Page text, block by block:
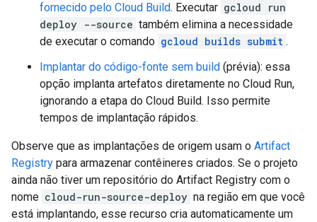
fornecido pelo Cloud Build. Executar gcloud run
deploy --source também elimina a necessidade
de executar o comando gcloud builds submit .
Implantar do código-fonte sem build (prévia): essa
opção implanta artefatos diretamente no Cloud Run,
ignorando a etapa do Cloud Build. Isso permite
tempos de implantação rápidos.
Observe que as implantações de origem usam o Artifact
Registry para armazenar contêineres criados. Se o projeto
ainda não tiver um repositório do Artifact Registry com o
nome cloud-run-source-deploy na região em que você
está implantando, esse recurso cria automaticamente um